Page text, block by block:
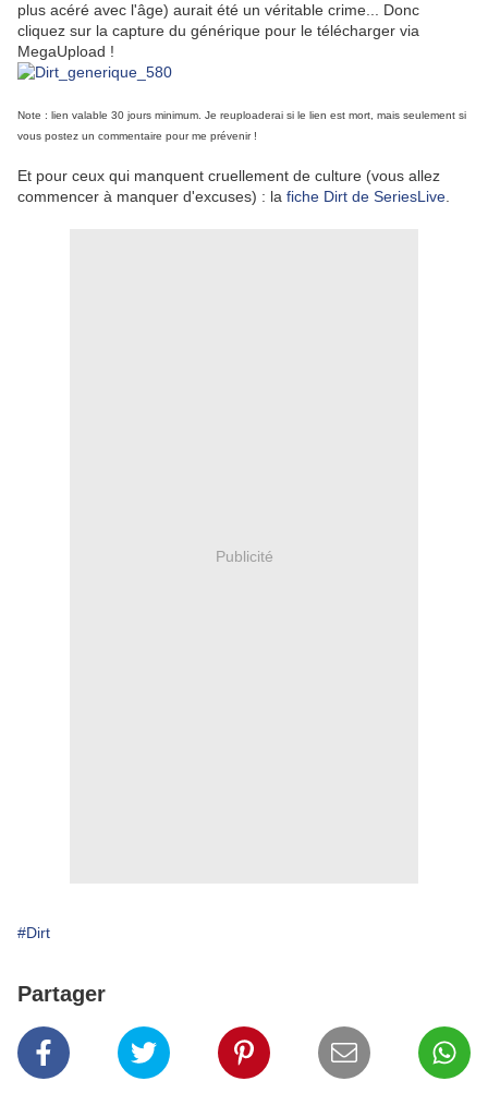
plus acéré avec l'âge) aurait été un véritable crime... Donc
cliquez sur la capture du générique pour le télécharger via
MegaUpload !
Note : lien valable 30 jours minimum. Je reuploaderai si le lien est mort, mais seulement si
vous postez un commentaire pour me prévenir !
Et pour ceux qui manquent cruellement de culture (vous allez
commencer à manquer d'excuses) : la fiche Dirt de SeriesLive
Publicité
#Dirt
Partager